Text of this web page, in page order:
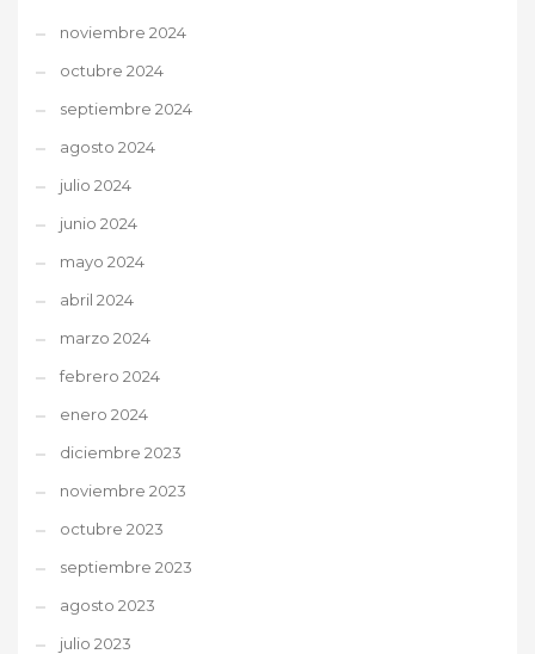
noviembre 2024
octubre 2024
septiembre 2024
agosto 2024
julio 2024
junio 2024
mayo 2024
abril 2024
marzo 2024
febrero 2024
enero 2024
diciembre 2023
noviembre 2023
octubre 2023
septiembre 2023
agosto 2023
julio 2023